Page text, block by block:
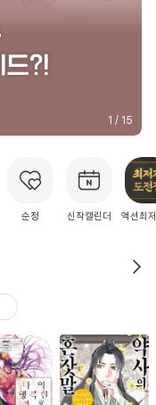
2 / 15
순정 신작캘린더 액션최